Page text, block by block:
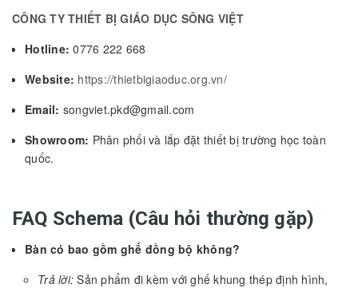
CÔNG TY THIẾT BỊ GIÁO DỤC SÔNG VIỆT
Hotline: 0776 222 668
Website: https://thietbigiaoduc.org.vn/
Email: songviet.pkd@gmail.com
Showroom: Phân phối và lắp đặt thiết bị trường học toàn
quốc.
FAQ Schema (Câu hỏi thường gặp)
Bàn có bao gồm ghế đồng bộ không?
Trả lời: Sản phẩm đi kèm với ghế khung thép định hình,